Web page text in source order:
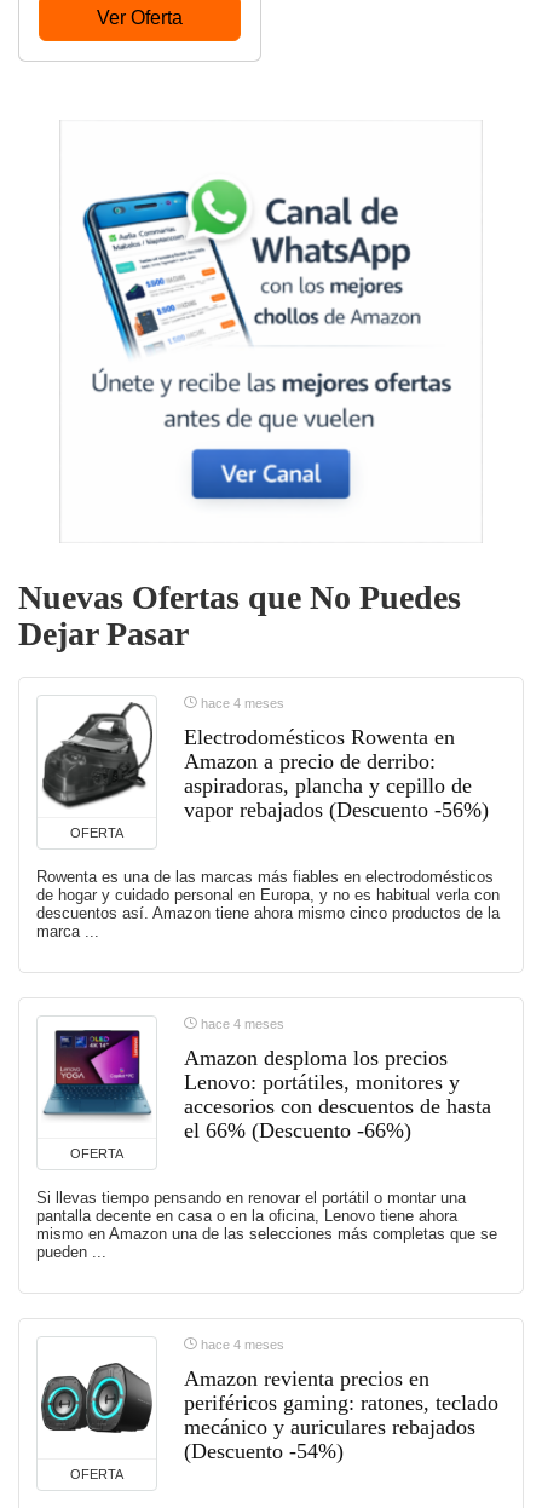
Ver Oferta
Nuevas Ofertas que No Puedes
Dejar Pasar
OFERTA
hace 4 meses
Electrodomésticos Rowenta en
Amazon a precio de derribo:
aspiradoras, plancha y cepillo de
vapor rebajados (Descuento -56%)
Rowenta es una de las marcas más fiables en electrodomésticos
de hogar y cuidado personal en Europa, y no es habitual verla con
descuentos así. Amazon tiene ahora mismo cinco productos de la
marca ...
OFERTA
hace 4 meses
Amazon desploma los precios
Lenovo: portátiles, monitores y
accesorios con descuentos de hasta
el 66% (Descuento -66%)
Si llevas tiempo pensando en renovar el portátil o montar una
pantalla decente en casa o en la oficina, Lenovo tiene ahora
mismo en Amazon una de las selecciones más completas que se
pueden ...
OFERTA
hace 4 meses
Amazon revienta precios en
periféricos gaming: ratones, teclado
mecánico y auriculares rebajados
(Descuento -54%)